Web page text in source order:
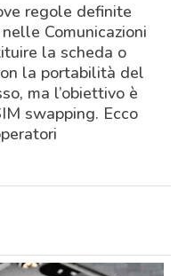
regole definite
Comunicazioni
la scheda o
la portabilità del
ma l’obiettivo è
swapping. Ecco